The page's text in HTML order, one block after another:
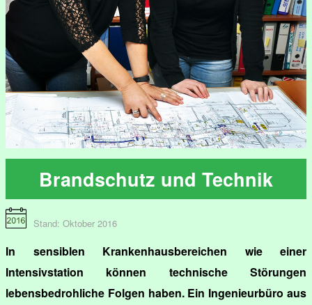
Brandschutz und Technik
Stand: Oktober 2016
In sensiblen Krankenhausbereichen wie einer
Intensivstation können technische Störungen
lebensbedrohliche Folgen haben. Ein Ingenieurbüro aus